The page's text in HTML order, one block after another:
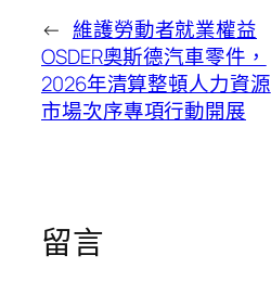
← 維護勞動者就業權益
OSDER奧斯德汽車零件，
2026年清算整頓人力資源
市場次序專項行動開展
留言